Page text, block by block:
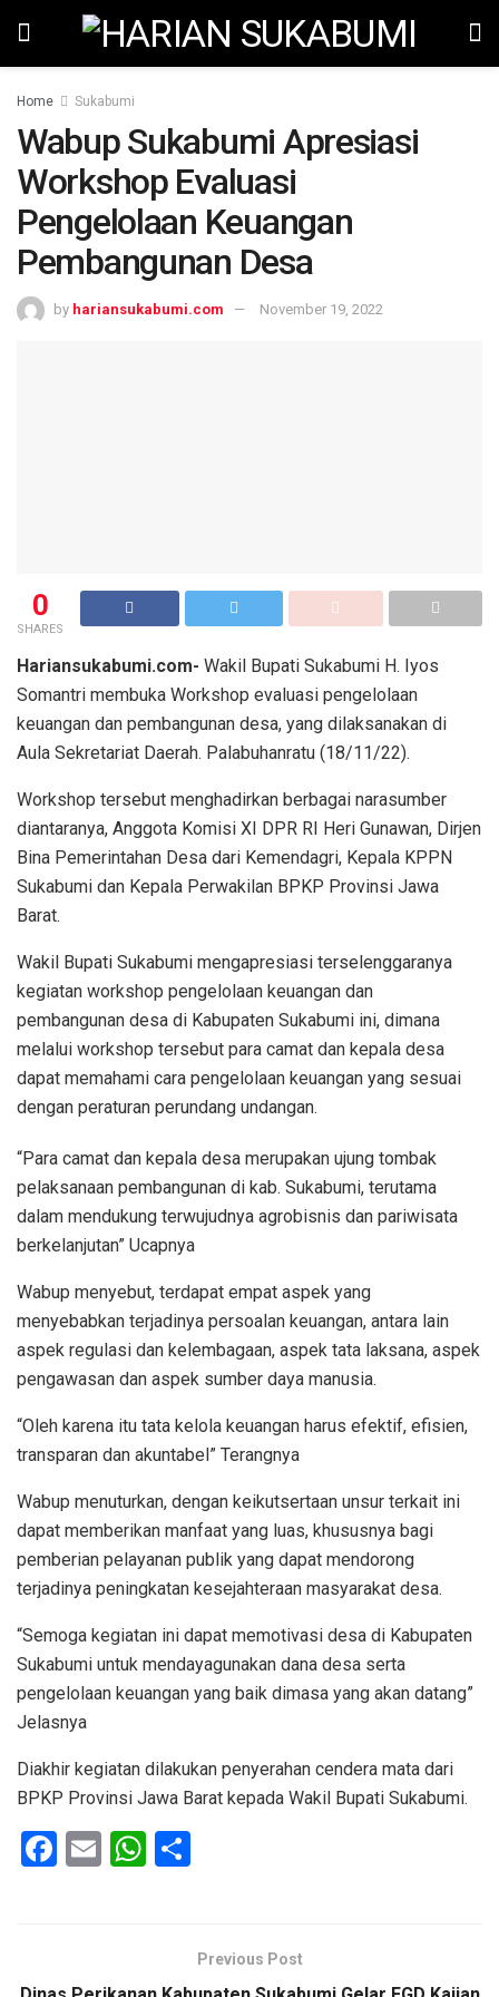
Home Sukabumi
Wabup Sukabumi Apresiasi
Workshop Evaluasi
Pengelolaan Keuangan
Pembangunan Desa
by hariansukabumi.com November 19, 2022
0
SHARES
Hariansukabumi.com- Wakil Bupati Sukabumi H. Iyos
Somantri membuka Workshop evaluasi pengelolaan
keuangan dan pembangunan desa, yang dilaksanakan di
Aula Sekretariat Daerah. Palabuhanratu (18/11/22).
Workshop tersebut menghadirkan berbagai narasumber
diantaranya, Anggota Komisi XI DPR RI Heri Gunawan, Dirjen
Bina Pemerintahan Desa dari Kemendagri, Kepala KPPN
Sukabumi dan Kepala Perwakilan BPKP Provinsi Jawa
Barat.
Wakil Bupati Sukabumi mengapresiasi terselenggaranya
kegiatan workshop pengelolaan keuangan dan
pembangunan desa di Kabupaten Sukabumi ini, dimana
melalui workshop tersebut para camat dan kepala desa
dapat memahami cara pengelolaan keuangan yang sesuai
dengan peraturan perundang undangan.
“Para camat dan kepala desa merupakan ujung tombak
pelaksanaan pembangunan di kab. Sukabumi, terutama
dalam mendukung terwujudnya agrobisnis dan pariwisata
berkelanjutan” Ucapnya
Wabup menyebut, terdapat empat aspek yang
menyebabkan terjadinya persoalan keuangan, antara lain
aspek regulasi dan kelembagaan, aspek tata laksana, aspek
pengawasan dan aspek sumber daya manusia.
“Oleh karena itu tata kelola keuangan harus efektif, efisien,
transparan dan akuntabel” Terangnya
Wabup menuturkan, dengan keikutsertaan unsur terkait ini
dapat memberikan manfaat yang luas, khususnya bagi
pemberian pelayanan publik yang dapat mendorong
terjadinya peningkatan kesejahteraan masyarakat desa.
“Semoga kegiatan ini dapat memotivasi desa di Kabupaten
Sukabumi untuk mendayagunakan dana desa serta
pengelolaan keuangan yang baik dimasa yang akan datang”
Jelasnya
Diakhir kegiatan dilakukan penyerahan cendera mata dari
BPKP Provinsi Jawa Barat kepada Wakil Bupati Sukabumi.
F
E
W
ePrevious Post